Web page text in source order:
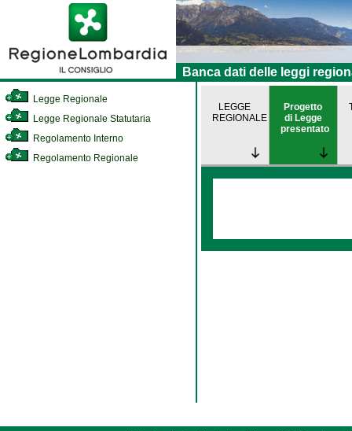
Banca dati delle leggi
Legge Regionale
Legge Regionale Statutaria
Regolamento Interno
Regolamento Regionale
LEGGE
REGIONALE
Progetto
di Legge
presentato